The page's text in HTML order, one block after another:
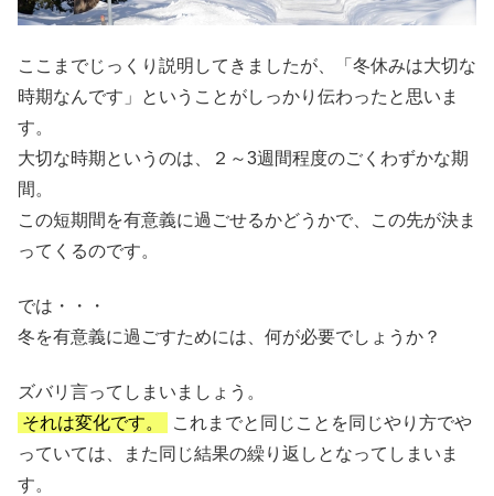
ここまでじっくり説明してきましたが、「冬休みは大切な
時期なんです」ということがしっかり伝わったと思いま
す。
大切な時期というのは、２～3週間程度のごくわずかな期
間。
この短期間を有意義に過ごせるかどうかで、この先が決ま
ってくるのです。
では・・・
冬を有意義に過ごすためには、何が必要でしょうか？
ズバリ言ってしまいましょう。
それは変化です。
これまでと同じことを同じやり方でや
っていては、また同じ結果の繰り返しとなってしまいま
す。